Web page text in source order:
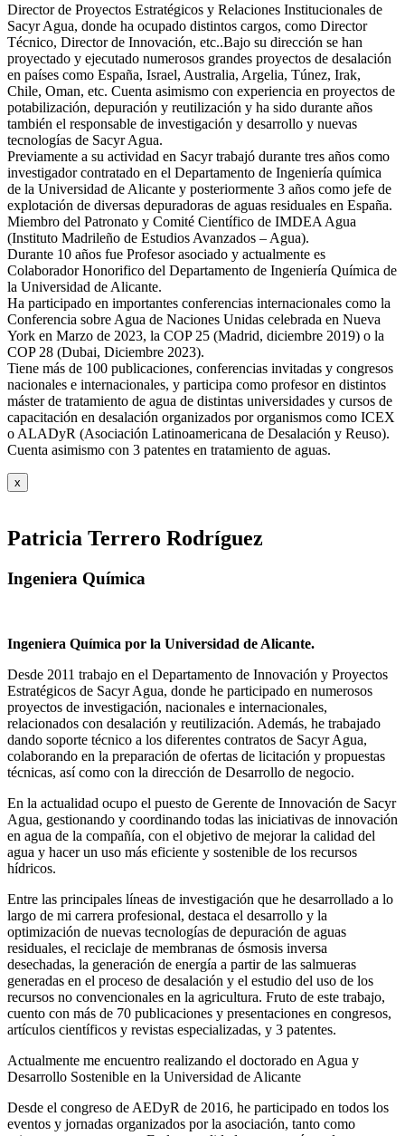
Director de Proyectos Estratégicos y Relaciones Institucionales de
Sacyr Agua, donde ha ocupado distintos cargos, como Director
Técnico, Director de Innovación, etc..Bajo su dirección se han
proyectado y ejecutado numerosos grandes proyectos de desalación
en países como España, Israel, Australia, Argelia, Túnez, Irak,
Chile, Oman, etc. Cuenta asimismo con experiencia en proyectos de
potabilización, depuración y reutilización y ha sido durante años
también el responsable de investigación y desarrollo y nuevas
tecnologías de Sacyr Agua.
Previamente a su actividad en Sacyr trabajó durante tres años como
investigador contratado en el Departamento de Ingeniería química
de la Universidad de Alicante y posteriormente 3 años como jefe de
explotación de diversas depuradoras de aguas residuales en España.
Miembro del Patronato y Comité Científico de IMDEA Agua
(Instituto Madrileño de Estudios Avanzados – Agua).
Durante 10 años fue Profesor asociado y actualmente es
Colaborador Honorifico del Departamento de Ingeniería Química de
la Universidad de Alicante.
Ha participado en importantes conferencias internacionales como la
Conferencia sobre Agua de Naciones Unidas celebrada en Nueva
York en Marzo de 2023, la COP 25 (Madrid, diciembre 2019) o la
COP 28 (Dubai, Diciembre 2023).
Tiene más de 100 publicaciones, conferencias invitadas y congresos
nacionales e internacionales, y participa como profesor en distintos
máster de tratamiento de agua de distintas universidades y cursos de
capacitación en desalación organizados por organismos como ICEX
o ALADyR (Asociación Latinoamericana de Desalación y Reuso).
Cuenta asimismo con 3 patentes en tratamiento de aguas.
x
Patricia Terrero Rodríguez
Ingeniera Química
Ingeniera Química por la Universidad de Alicante.
Desde 2011 trabajo en el Departamento de Innovación y Proyectos
Estratégicos de Sacyr Agua, donde he participado en numerosos
proyectos de investigación, nacionales e internacionales,
relacionados con desalación y reutilización. Además, he trabajado
dando soporte técnico a los diferentes contratos de Sacyr Agua,
colaborando en la preparación de ofertas de licitación y propuestas
técnicas, así como con la dirección de Desarrollo de negocio.
En la actualidad ocupo el puesto de Gerente de Innovación de Sacyr
Agua, gestionando y coordinando todas las iniciativas de innovación
en agua de la compañía, con el objetivo de mejorar la calidad del
agua y hacer un uso más eficiente y sostenible de los recursos
hídricos.
Entre las principales líneas de investigación que he desarrollado a lo
largo de mi carrera profesional, destaca el desarrollo y la
optimización de nuevas tecnologías de depuración de aguas
residuales, el reciclaje de membranas de ósmosis inversa
desechadas, la generación de energía a partir de las salmueras
generadas en el proceso de desalación y el estudio del uso de los
recursos no convencionales en la agricultura. Fruto de este trabajo,
cuento con más de 70 publicaciones y presentaciones en congresos,
artículos científicos y revistas especializadas, y 3 patentes.
Actualmente me encuentro realizando el doctorado en Agua y
Desarrollo Sostenible en la Universidad de Alicante
Desde el congreso de AEDyR de 2016, he participado en todos los
eventos y jornadas organizados por la asociación, tanto como